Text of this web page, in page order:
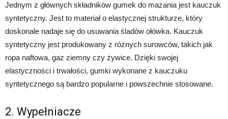
Jednym z głównych składników gumek do mazania jest kauczuk
syntetyczny. Jest to materiał o elastycznej strukturze, który
doskonale nadaje się do usuwania śladów ołówka. Kauczuk
syntetyczny jest produkowany z różnych surowców, takich jak
ropa naftowa, gaz ziemny czy żywice. Dzięki swojej
elastyczności i trwałości, gumki wykonane z kauczuku
syntetycznego są bardzo popularne i powszechnie stosowane.
2. Wypełniacze